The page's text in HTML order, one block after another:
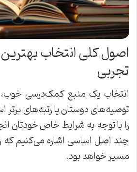
اصول کلی انتخاب
تجربی
انتخاب یک منبع کمک‌درسی خوب،
توصیه‌های دوستان یا رتبه‌های برتر
را با توجه به شرایط خاص خودتان
چند اصل اساسی اشاره می‌کنیم که
مسیر خواهد بود.